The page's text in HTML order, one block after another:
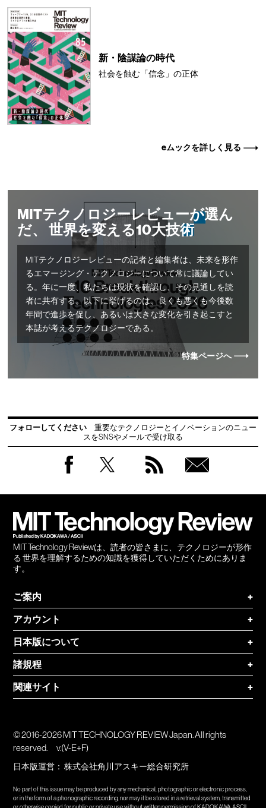
新・陰謀論の時代
社会を蝕む「信念」の正体
eムックを詳しく見る
MITテクノロジーレビューが選ん
だ、 世界を変える10大技術
MITテクノロジーレビューの記者と編集者は、未来を形作
るエマージング・テクノロジーについて常に議論してい
る。年に一度、私たちは現状を確認し、その見通しを読
者に共有する。以下に挙げるのは、良くも悪くも今後数
年間で進歩を促し、あるいは大きな変化を引き起こすと
本誌が考えるテクノロジーである。
特集ページへ
フォローしてください
重要なテクノロジーとイノベーションのニュー
スをSNSやメールで受け取る
MIT Technology Reviewは、読者の皆さまに、テクノロジーが形作
る 世界を理解するための知識を獲得していただくためにありま
す。
ご案内
+
アカウント
+
日本版について
+
諸規程
+
関連サイト
+
© 2016-2026 MIT TECHNOLOGY REVIEW Japan. All rights
reserved.
v.(V-E+F)
日本版運営：株式会社角川アスキー総合研究所
No part of this issue may be produced by any mechanical, photographic or electronic process,
or in the form of a phonographic recording, nor may it be stored in a retrieval system, transmitted